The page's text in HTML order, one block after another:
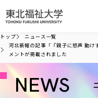
大学について
学部・大学院
トップ
ニュース一覧
河北新報の記事「『親子に怒声 動け
メントが掲載されました
NEWS